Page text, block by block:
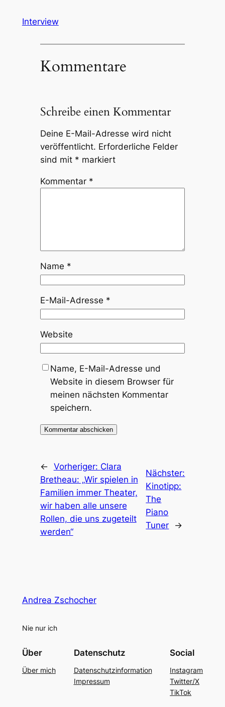
Interview
Kommentare
Schreibe einen Kommentar
Deine E-Mail-Adresse wird nicht
veröffentlicht. Erforderliche Felder
sind mit * markiert
Kommentar *
Name *
E-Mail-Adresse *
Website
Name, E-Mail-Adresse und
Website in diesem Browser für
meinen nächsten Kommentar
speichern.
← Vorheriger: Clara
Bretheau: „Wir spielen in
Familien immer Theater,
wir haben alle unsere
Rollen, die uns zugeteilt
werden“
Nächster:
Kinotipp:
The
Piano
Tuner
→
Andrea Zschocher
Nie nur ich
Über
Über mich
Datenschutz
Datenschutzinformation
Impressum
Social
Instagram
Twitter/X
TikTok